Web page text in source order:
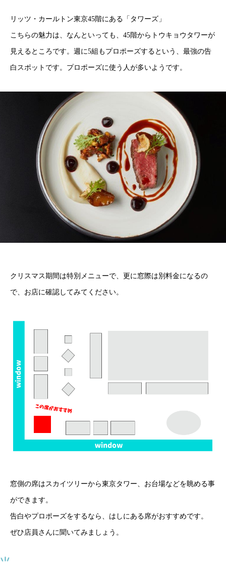
リッツ・カールトン東京45階にある「タワーズ」
こちらの魅力は、なんといっても、45階からトウキョウタワーが
見えるところです。週に5組もプロポーズするという、最強の告
白スポットです。プロポーズに使う人が多いようです。
クリスマス期間は特別メニューで、更に窓際は別料金になるの
で、お店に確認してみてください。
窓側の席はスカイツリーから東京タワー、お台場などを眺める事
ができます。
告白やプロポーズをするなら、はしにある席がおすすめです。
ぜひ店員さんに聞いてみましょう。